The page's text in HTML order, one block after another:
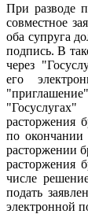
При разводе
совместное
оба супруга
подпись. В
через
его
расторжения
по окончании
расторжении
расторжения
числе
подать
электронной